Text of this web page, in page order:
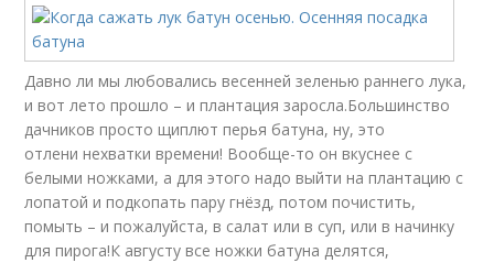
Давно ли мы любовались весенней зеленью раннего лука,
и вот лето прошло – и плантация заросла.Большинство
дачников просто щиплют перья батуна, ну, это
отлени нехватки времени! Вообще-то он вкуснее с
белыми ножками, а для этого надо выйти на плантацию с
лопатой и подкопать пару гнёзд, потом почистить,
помыть – и пожалуйста, в салат или в суп, или в начинку
для пирога!К августу все ножки батуна делятся,